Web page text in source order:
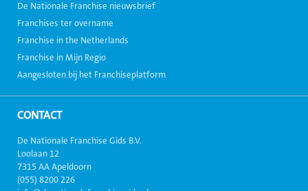
De Nationale Franchise nieuwsbrief
Franchises ter overname
Franchise in the Netherlands
Franchise in Mijn Regio
Aangesloten bij het Franchiseplatform
CONTACT
De Nationale Franchise Gids B.V.
Loolaan 12
7315 AA Apeldoorn
(055) 8200 226